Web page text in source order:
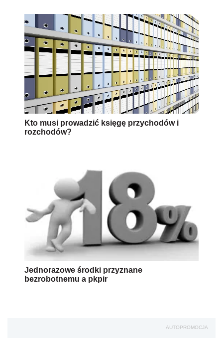
Kto musi prowadzić księgę przychodów i
rozchodów?
Jednorazowe środki przyznane
bezrobotnemu a pkpir
AUTOPROMOCJA